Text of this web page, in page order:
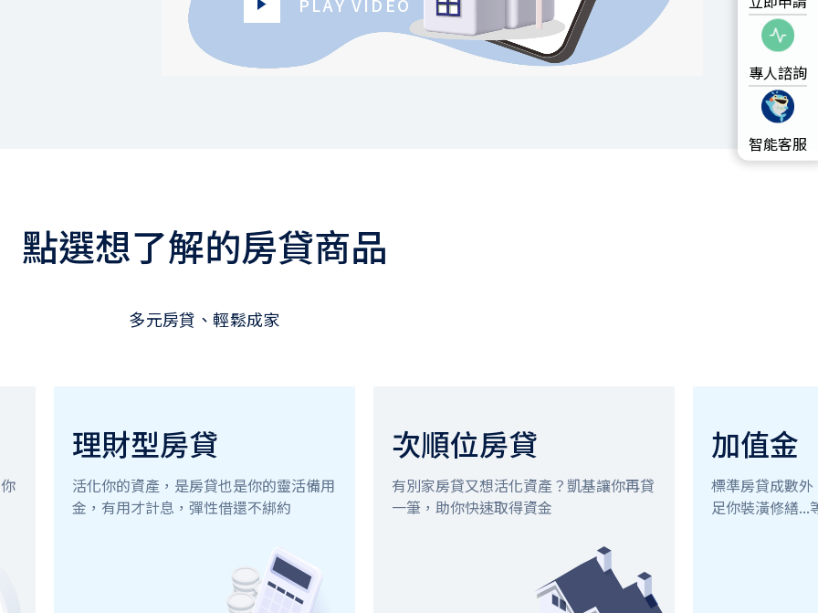
專人諮詢
智能客服
點選想了解的房貸商品
多元房貸、輕鬆成家
理財型房貸
活化你的資產，是房貸也是你的靈活備用
金，有用才計息，彈性借還不綁約
次順位房貸
有別家房貸又想活化資產？凱基讓你再貸
一筆，助你快速取得資金
加值金
標準房貸成數
足你裝潢修繕...